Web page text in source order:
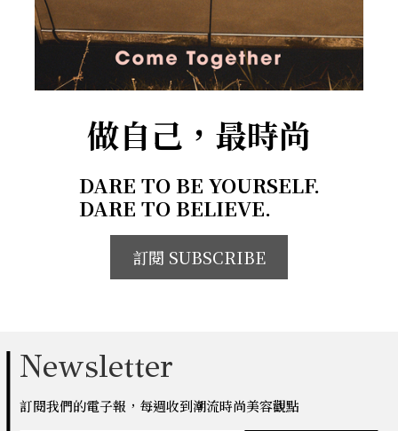
做自己，最時尚
DARE TO BE YOURSELF.
DARE TO BELIEVE.
訂閱 SUBSCRIBE
Newsletter
訂閱我們的電子報，每週收到潮流時尚美容觀點